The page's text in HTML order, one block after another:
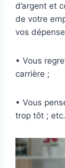
d’argent et
de votre
vos
• Vous
carrière ;
• Vous
trop tôt ; etc.